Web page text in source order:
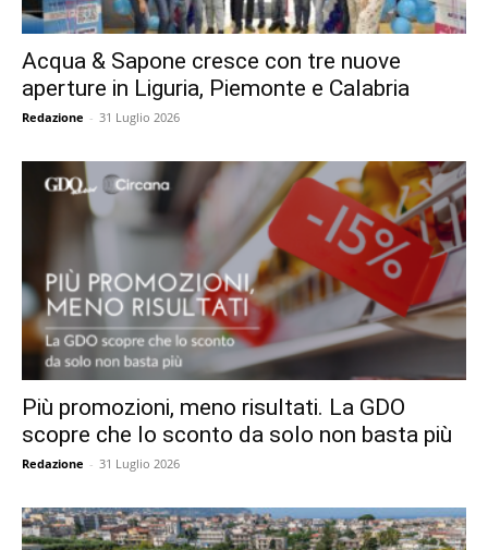
Acqua & Sapone cresce con tre nuove
aperture in Liguria, Piemonte e Calabria
Redazione - 31 Luglio 2026
Più promozioni, meno risultati. La GDO
scopre che lo sconto da solo non basta più
Redazione - 31 Luglio 2026